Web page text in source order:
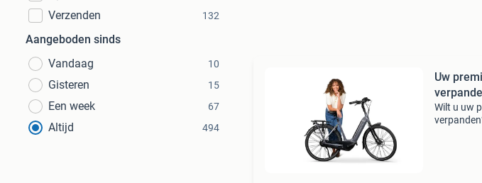
Verzenden 132
Aangeboden sinds
Vandaag
10
Gisteren 15
Een week 67
Altijd 494
Uw
Wilt u uw